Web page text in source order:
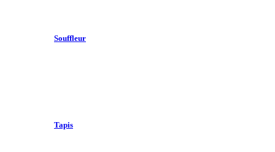
Souffleur
Tapis